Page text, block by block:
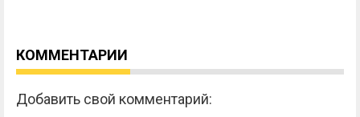
КОММЕНТАРИИ
Добавить свой комментарий: